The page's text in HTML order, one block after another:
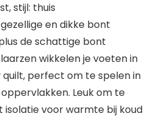
stijl: thuis
gezellige en dikke bont
de schattige bont
wikkelen je voeten in
perfect om te spelen in
Leuk om te
voor warmte bij koud